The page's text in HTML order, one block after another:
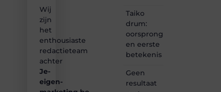
Wij
zijn
het
enthousiaste
redactieteam
achter
Je-
eigen-
Taiko
drum:
oorsprong
en eerste
betekenis
Geen
resultaat